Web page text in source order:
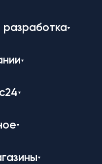
разработка